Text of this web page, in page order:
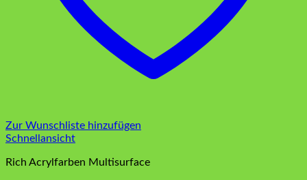
Zur Wunschliste hinzufügen
Schnellansicht
Rich Acrylfarben Multisurface